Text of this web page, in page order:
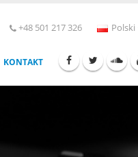
+48 501 217 326 Polski
KONTAKT